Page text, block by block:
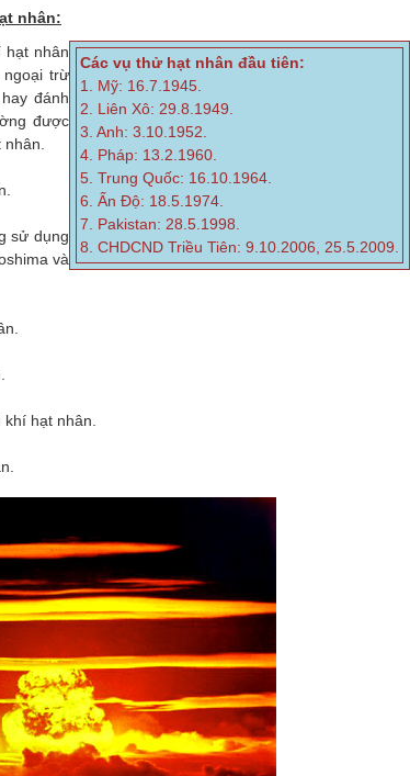
nhân:
Các vụ thử hạt nhân đầu tiên:
1. Mỹ: 16.7.1945.
2. Liên Xô: 29.8.1949.
3. Anh: 3.10.1952.
4. Pháp: 13.2.1960.
5. Trung Quốc: 16.10.1964.
6. Ấn Độ: 18.5.1974.
7. Pakistan: 28.5.1998.
8. CHDCND Triều Tiên: 9.10.2006, 25.5.2009.
nhân
trừ
đánh
được
sử dụng
và
hạt nhân.